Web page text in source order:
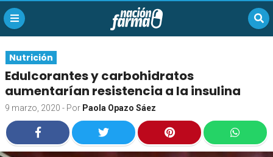
Nutrición
Edulcorantes y carbohidratos
aumentarían resistencia a la insulina
9 marzo, 2020 - Por Paola Opazo Sáez